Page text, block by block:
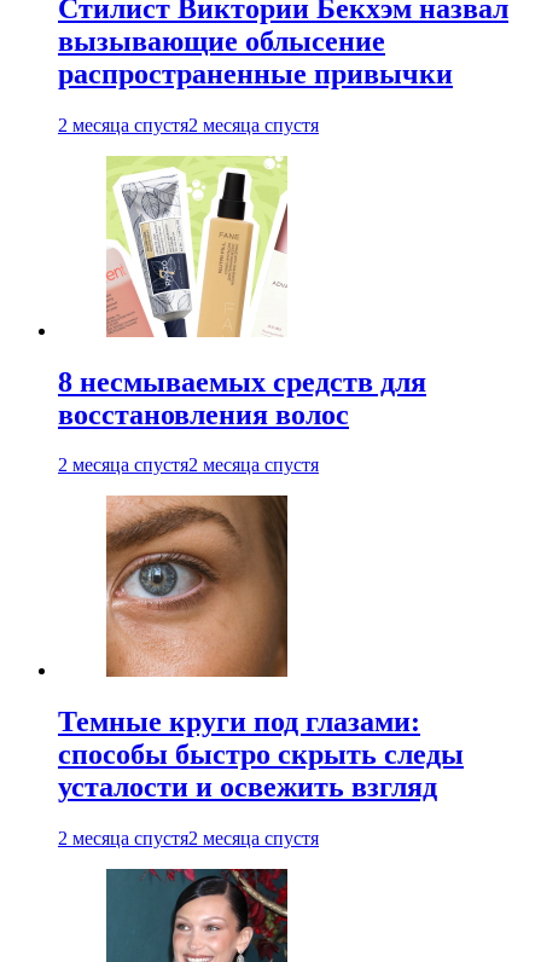
Стилист Виктории Бекхэм назвал
вызывающие облысение
распространенные привычки
2 месяца спустя2 месяца спустя
8 несмываемых средств для
восстановления волос
2 месяца спустя2 месяца спустя
Темные круги под глазами:
способы быстро скрыть следы
усталости и освежить взгляд
2 месяца спустя2 месяца спустя